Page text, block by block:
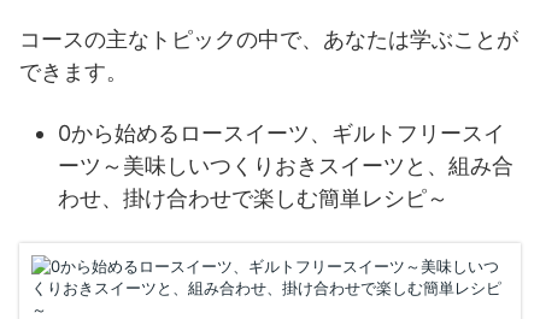
コースの主なトピックの中で、あなたは学ぶことが
できます。
0から始めるロースイーツ、ギルトフリースイ
ーツ～美味しいつくりおきスイーツと、組み合
わせ、掛け合わせで楽しむ簡単レシピ～